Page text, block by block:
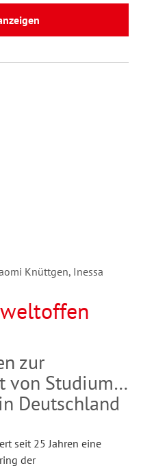
Knüttgen, Inessa
zur
von Studium
Deutschland
seit 25 Jahren eine
der